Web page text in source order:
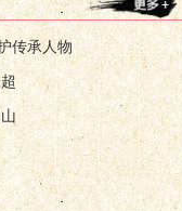
传承人物